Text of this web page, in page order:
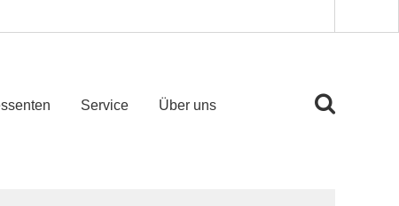
Service Über uns